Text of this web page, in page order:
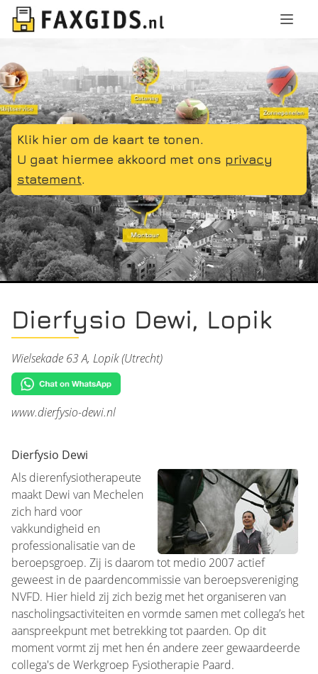
Klik hier om de kaart te tonen.
U gaat hiermee akkoord met ons privacy
statement.
Dierfysio Dewi, Lopik
Wielsekade 63 A, Lopik (Utrecht)
www.dierfysio-dewi.nl
Dierfysio Dewi
Als dierenfysiotherapeute
maakt Dewi van Mechelen
zich hard voor
vakkundigheid en
professionalisatie van de
beroepsgroep. Zij is daarom tot medio 2007 actief
geweest in de paardencommissie van beroepsvereniging
NVFD. Hier hield zij zich bezig met het organiseren van
nascholingsactiviteiten en vormde samen met collega’s het
aanspreekpunt met betrekking tot paarden. Op dit
moment vormt zij met hen én andere zeer gewaardeerde
collega's de Werkgroep Fysiotherapie Paard.